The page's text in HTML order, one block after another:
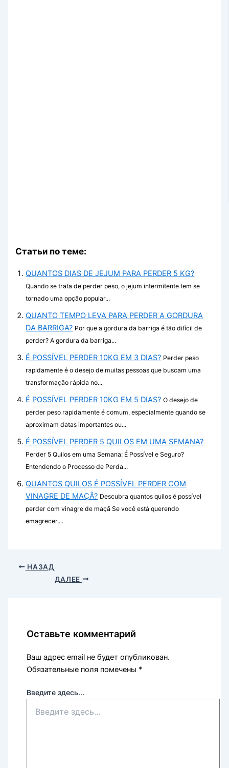
Статьи по теме:
QUANTOS DIAS DE JEJUM PARA PERDER 5 KG?
Quando se trata de perder peso, o jejum intermitente tem se
tornado uma opção popular...
QUANTO TEMPO LEVA PARA PERDER A GORDURA
DA BARRIGA? Por que a gordura da barriga é tão difícil de
perder? A gordura da barriga...
É POSSÍVEL PERDER 10KG EM 3 DIAS? Perder peso
rapidamente é o desejo de muitas pessoas que buscam uma
transformação rápida no...
É POSSÍVEL PERDER 10KG EM 5 DIAS? O desejo de
perder peso rapidamente é comum, especialmente quando se
aproximam datas importantes ou...
É POSSÍVEL PERDER 5 QUILOS EM UMA SEMANA?
Perder 5 Quilos em uma Semana: É Possível e Seguro?
Entendendo o Processo de Perda...
QUANTOS QUILOS É POSSÍVEL PERDER COM
VINAGRE DE MAÇÃ? Descubra quantos quilos é possível
perder com vinagre de maçã Se você está querendo
emagrecer,...
НАЗАД
ДАЛЕЕ
Оставьте комментарий
Ваш адрес email не будет опубликован.
Обязательные поля помечены *
Введите здесь...